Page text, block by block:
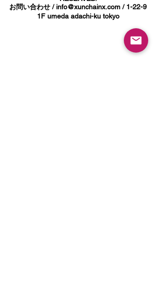
です。
XL:着丈78cm 身幅58cm 裄丈52cm
ご使用のブラウザなどにより若干色が
実物と異なる場合がありますのでご了
お問い合わせ / info@xunchainx.com/ 1-22-9
1F umeda adachi-ku tokyo